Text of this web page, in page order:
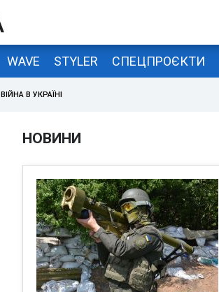
WAVE STYLER СПЕЦПРОЄКТИ
ВІЙНА В УКРАЇНІ
НОВИНИ